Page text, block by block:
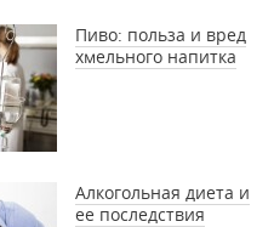
Пиво: польза и вред
хмельного напитка
Алкогольная диета и
ее последствия